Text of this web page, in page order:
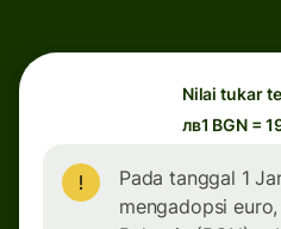
Nilai tukar
лв1 BGN =
Pada tanggal 1
mengadopsi